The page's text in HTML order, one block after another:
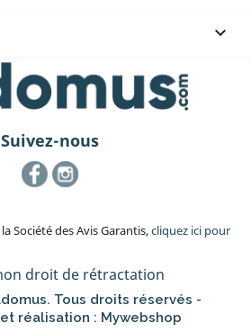

Suivez-nous
FacebookInstagram
Société des Avis Garantis,cliquez ici pour
droit de rétractation
Tous droits réservés -
réalisation : Mywebshop